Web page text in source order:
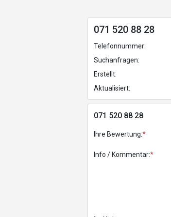
071 520 88 28
Telefonnummer:
Suchanfragen:
Erstellt:
Aktualisiert:
071 520 88 28
Ihre Bewertung:*
Info / Kommentar:*